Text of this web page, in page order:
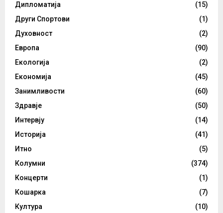
Дипломатија
(15)
Други Спортови
(1)
Духовност
(2)
Европа
(90)
Екологија
(2)
Економија
(45)
Занимливости
(60)
Здравје
(50)
Интервју
(14)
Историја
(41)
Итно
(5)
Колумни
(374)
Концерти
(1)
Кошарка
(7)
Култура
(10)